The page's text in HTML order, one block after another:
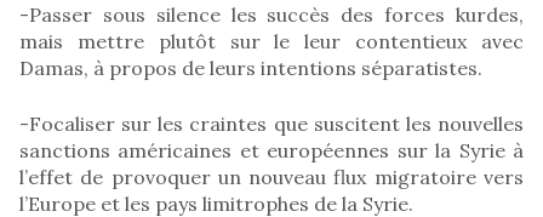
-Passer sous silence les succès des forces kurdes,
mais mettre plutôt sur le leur contentieux avec
Damas, à propos de leurs intentions séparatistes.
-Focaliser sur les craintes que suscitent les nouvelles
sanctions américaines et européennes sur la Syrie à
l’effet de provoquer un nouveau flux migratoire vers
l’Europe et les pays limitrophes de la Syrie.